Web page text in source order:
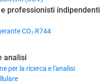
professionisti indipendenti
CO₂ R744
analisi
per la ricerca e l'analisi